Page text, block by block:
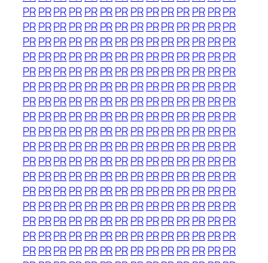
PRPRPRPRPR PRPRPRPRPRPRPR PRPR
PRPRPRPRPR PRPRPRPRPRPRPR PRPR
PRPRPRPRPR PRPRPRPRPRPRPR PRPR
PRPRPRPRPR PRPRPRPRPRPRPR PRPR
PRPRPRPRPR PRPRPRPRPRPRPR PRPR
PRPRPRPRPR PRPRPRPRPRPRPR PRPR
PRPRPRPRPR PRPRPRPRPRPRPR PRPR
PRPRPRPRPR PRPRPRPRPRPRPR PRPR
PRPRPRPRPR PRPRPRPRPRPRPR PRPR
PRPRPRPRPR PRPRPRPRPRPRPR PRPR
PRPRPRPRPR PRPRPRPRPRPRPR PRPR
PRPRPRPRPR PRPRPRPRPRPRPR PRPR
PRPRPRPRPR PRPRPRPRPRPRPR PRPR
PRPRPRPRPR PRPRPRPRPRPRPR PRPR
PRPRPRPRPR PRPRPRPRPRPRPR PRPR
PRPRPRPRPR PRPRPRPRPRPRPR PRPR
PRPRPRPRPR PRPRPRPRPRPRPR PRPR